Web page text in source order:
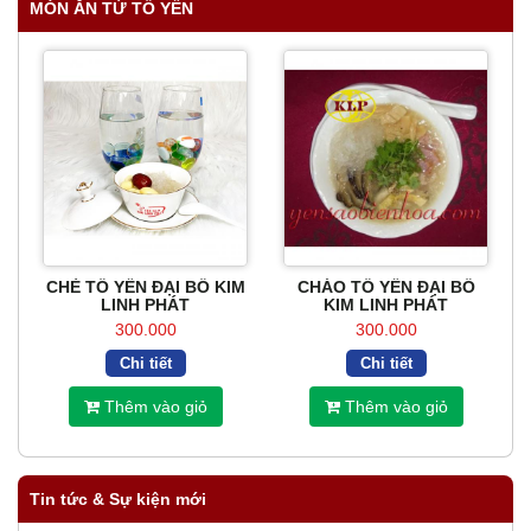
MÓN ĂN TỪ TỔ YẾN
CHÈ TỔ YẾN ĐẠI BỔ KIM
LINH PHÁT
300.000
Chi tiết
Thêm vào giỏ
CHÁO TỔ YẾN ĐẠI BỔ
KIM LINH PHÁT
300.000
Chi tiết
Thêm vào giỏ
Tin tức & Sự kiện mới